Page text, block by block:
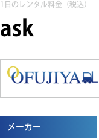
1日のレンタル料金（税込）
ask
メーカー